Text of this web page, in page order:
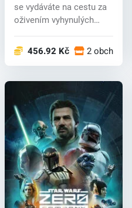
se vydáváte na cestu za
oživením vyhynulých
456.92 Kč 2 obchodech